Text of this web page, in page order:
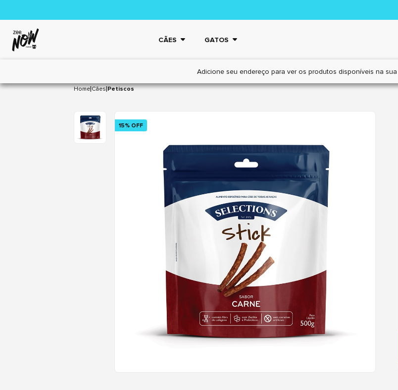
CÃES GATOS
Adicione seu endereço para ver os produtos disponíveis na sua
Home|Cães|Petiscos
15% OFF